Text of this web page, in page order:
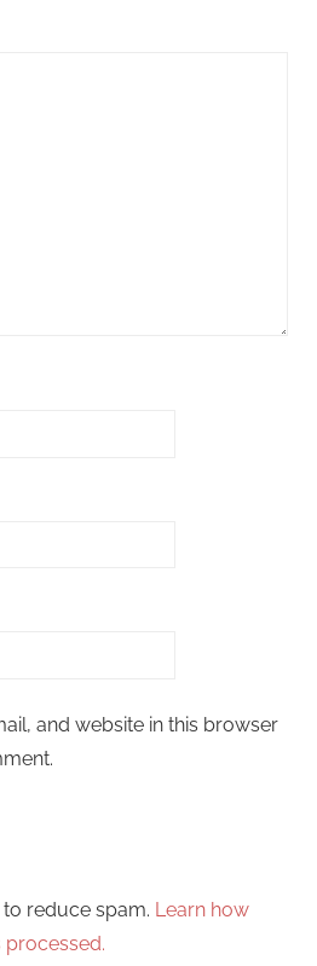
and website in this browser
reduce spam. Learn how